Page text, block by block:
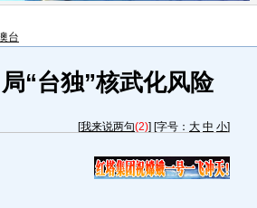
台
“台独”核武化风险
[我来说两句(2)] [字号： 大 中 小]